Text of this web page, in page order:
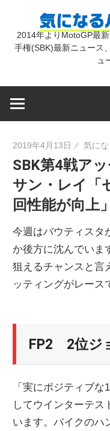
2014年よりMotoGP最
手権(SBK)最新ニュース
ュ
2019年4月13日 気に
SBK第4戦ア
サン・レイ「
回性能が向上」
今週はバウティスタ
か後方に沈んでいま
狙えるチャンスと言
ッティングがレース
FP2 2位ジ
「実にポジティブ
してウインターテス
います。バイクのハ